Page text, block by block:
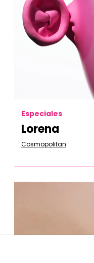
Especiales
Lorena
Cosmopolitan